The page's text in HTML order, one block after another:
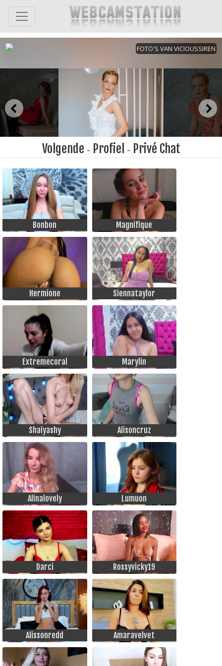
Volgende - Profiel - Privé Chat
Bonbon Magnifique
Hermione Siennataylor
Extremecoral Marylin
Shaiyashy Alisoncruz
Alinalovely Lumuon
Darci Rossyvicky19
Alissonredd Amaravelvet